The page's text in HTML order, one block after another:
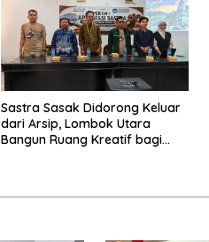
Sastra Sasak Didorong Keluar
dari Arsip, Lombok Utara
Bangun Ruang Kreatif bagi